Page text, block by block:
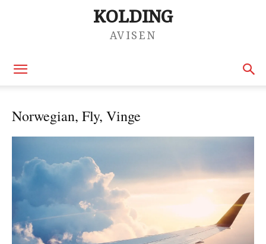
KOLDING
AVISEN
Norwegian, Fly, Vinge